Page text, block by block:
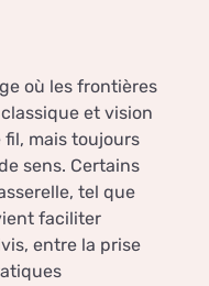
où les frontières
et vision
mais toujours
sens. Certains
tel que
faciliter
entre la prise